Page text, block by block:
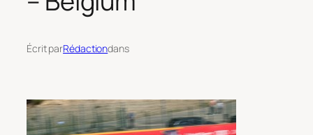
Écrit parRédactiondans